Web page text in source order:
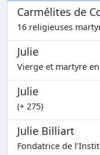
Carmélites de
16 religieuses
Julie
Vierge et martyre
Julie
(+ 275)
Julie Billiart
Fondatrice de